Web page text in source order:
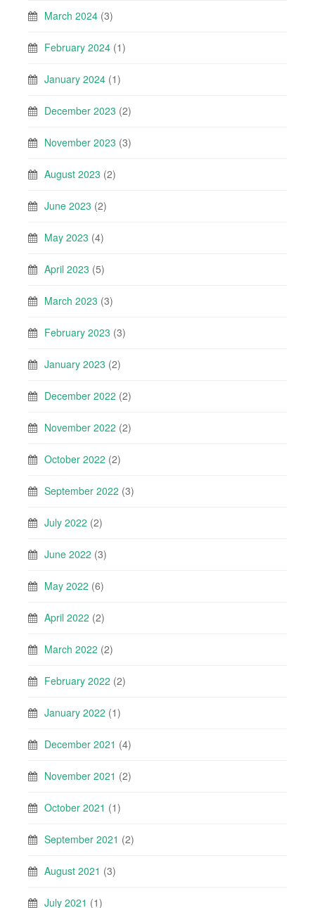
March 2024 (3)
February 2024 (1)
January 2024 (1)
December 2023 (2)
November 2023 (3)
August 2023 (2)
June 2023 (2)
May 2023 (4)
April 2023 (5)
March 2023 (3)
February 2023 (3)
January 2023 (2)
December 2022 (2)
November 2022 (2)
October 2022 (2)
September 2022 (3)
July 2022 (2)
June 2022 (3)
May 2022 (6)
April 2022 (2)
March 2022 (2)
February 2022 (2)
January 2022 (1)
December 2021 (4)
November 2021 (2)
October 2021 (1)
September 2021 (2)
August 2021 (3)
July 2021 (1)